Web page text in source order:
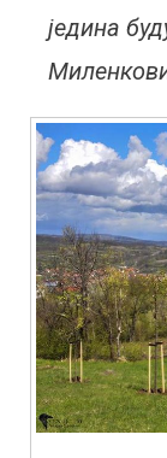
једина